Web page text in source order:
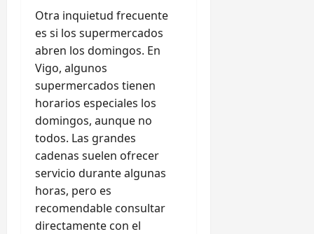
Otra inquietud frecuente
es si los supermercados
abren los domingos. En
Vigo, algunos
supermercados tienen
horarios especiales los
domingos, aunque no
todos. Las grandes
cadenas suelen ofrecer
servicio durante algunas
horas, pero es
recomendable consultar
directamente con el